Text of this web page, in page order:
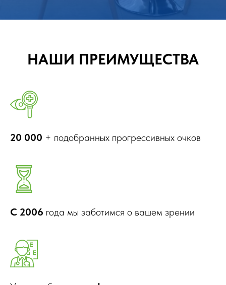
НАШИ ПРЕИМУЩЕСТВА
20 000 + подобранных прогрессивных очков
С 2006 года мы заботимся о вашем зрении